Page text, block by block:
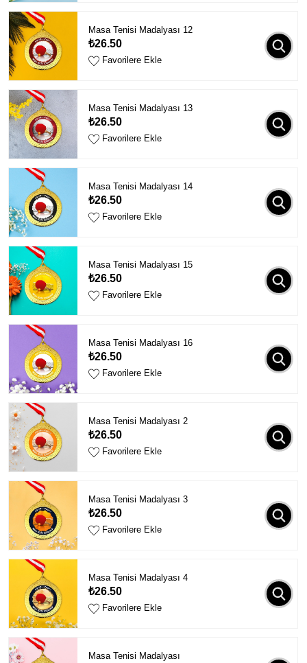
Masa Tenisi Madalyası 12
₺26.50
Favorilere Ekle
Masa Tenisi Madalyası 13
₺26.50
Favorilere Ekle
Masa Tenisi Madalyası 14
₺26.50
Favorilere Ekle
Masa Tenisi Madalyası 15
₺26.50
Favorilere Ekle
Masa Tenisi Madalyası 16
₺26.50
Favorilere Ekle
Masa Tenisi Madalyası 2
₺26.50
Favorilere Ekle
Masa Tenisi Madalyası 3
₺26.50
Favorilere Ekle
Masa Tenisi Madalyası 4
₺26.50
Favorilere Ekle
Masa Tenisi Madalyası